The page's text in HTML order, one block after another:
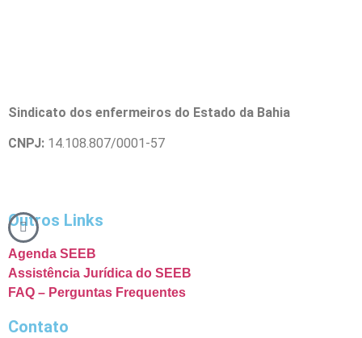
Sindicato dos enfermeiros do Estado da Bahia
CNPJ: 14.108.807/0001-57
Outros Links
Agenda SEEB
Assistência Jurídica do SEEB
FAQ – Perguntas Frequentes
Contato